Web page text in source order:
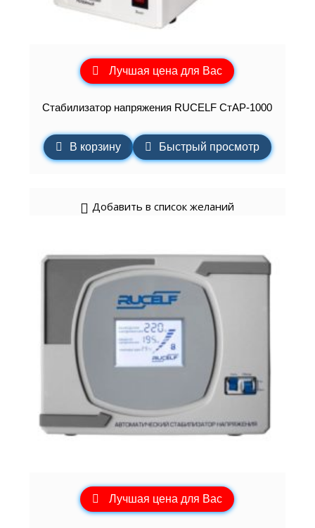
Лучшая цена для Вас
Стабилизатор напряжения RUCELF СтАР-1000
В корзину Быстрый просмотр
Добавить в список желаний
Лучшая цена для Вас